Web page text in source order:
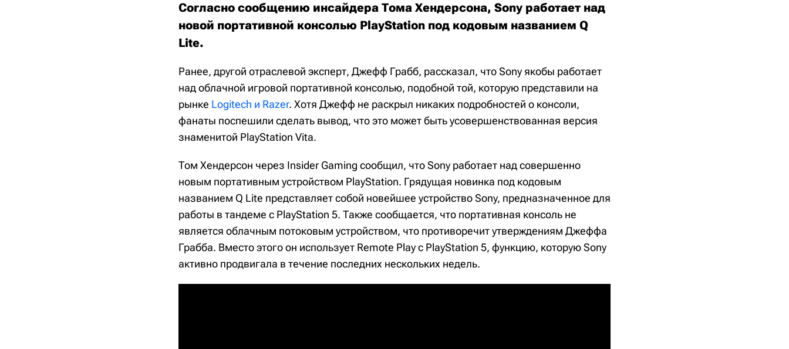
Согласно сообщению инсайдера Тома Хендерсона, Sony работает над
новой портативной консолью PlayStation под кодовым названием Q
Lite.
Ранее, другой отраслевой эксперт, Джефф Грабб, рассказал, что Sony якобы работает
над облачной игровой портативной консолью, подобной той, которую представили на
рынке Logitech и Razer. Хотя Джефф не раскрыл никаких подробностей о консоли,
фанаты поспешили сделать вывод, что это может быть усовершенствованная версия
знаменитой PlayStation Vita.
Том Хендерсон через Insider Gaming сообщил, что Sony работает над совершенно
новым портативным устройством PlayStation. Грядущая новинка под кодовым
названием Q Lite представляет собой новейшее устройство Sony, предназначенное для
работы в тандеме с PlayStation 5. Также сообщается, что портативная консоль не
является облачным потоковым устройством, что противоречит утверждениям Джеффа
Грабба. Вместо этого он использует Remote Play с PlayStation 5, функцию, которую Sony
активно продвигала в течение последних нескольких недель.